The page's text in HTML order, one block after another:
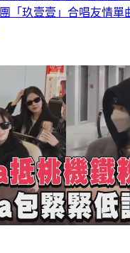
的新專輯已經箭在弦上
「玖壹壹」合唱友情單